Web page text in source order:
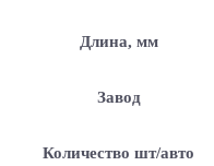
Длина, мм
Завод
Количество шт/авто